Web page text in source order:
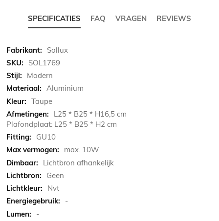
SPECIFICATIES FAQ VRAGEN REVIEWS
Meer
informatie
Sollux
SOL1769
Modern
Aluminium
Taupe
L25 * B25 * H16,5 cm
Plafondplaat: L25 * B25 * H2 cm
GU10
max. 10W
Lichtbron afhankelijk
Geen
Nvt
-
-